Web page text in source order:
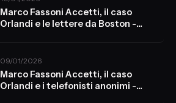
Marco Fassoni Accetti, il caso
Orlandi e le lettere da Boston -
09/01/2026
Marco Fassoni Accetti, il caso
Orlandi e i telefonisti anonimi -